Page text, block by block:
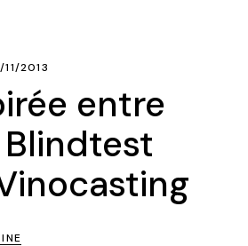
11/2013
entre